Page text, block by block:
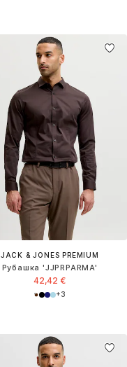
JACK & JONES PREMIUM
Рубашка 'JJPRPARMA'
42,42 €
+3